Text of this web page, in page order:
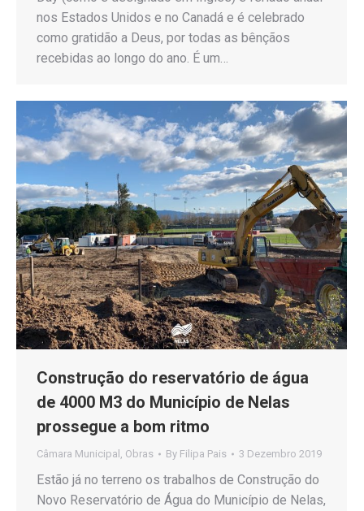
nos Estados Unidos e no Canadá e é celebrado
como gratidão a Deus, por todas as bênçãos
recebidas ao longo do ano. É um…
Construção do reservatório de água
de 4000 M3 do Município de Nelas
prossegue a bom ritmo
Câmara Municipal Obras By Filipa Pais 3 Dezembro 2019
Estão já no terreno os trabalhos de Construção do
Novo Reservatório de Água do Município de Nelas,